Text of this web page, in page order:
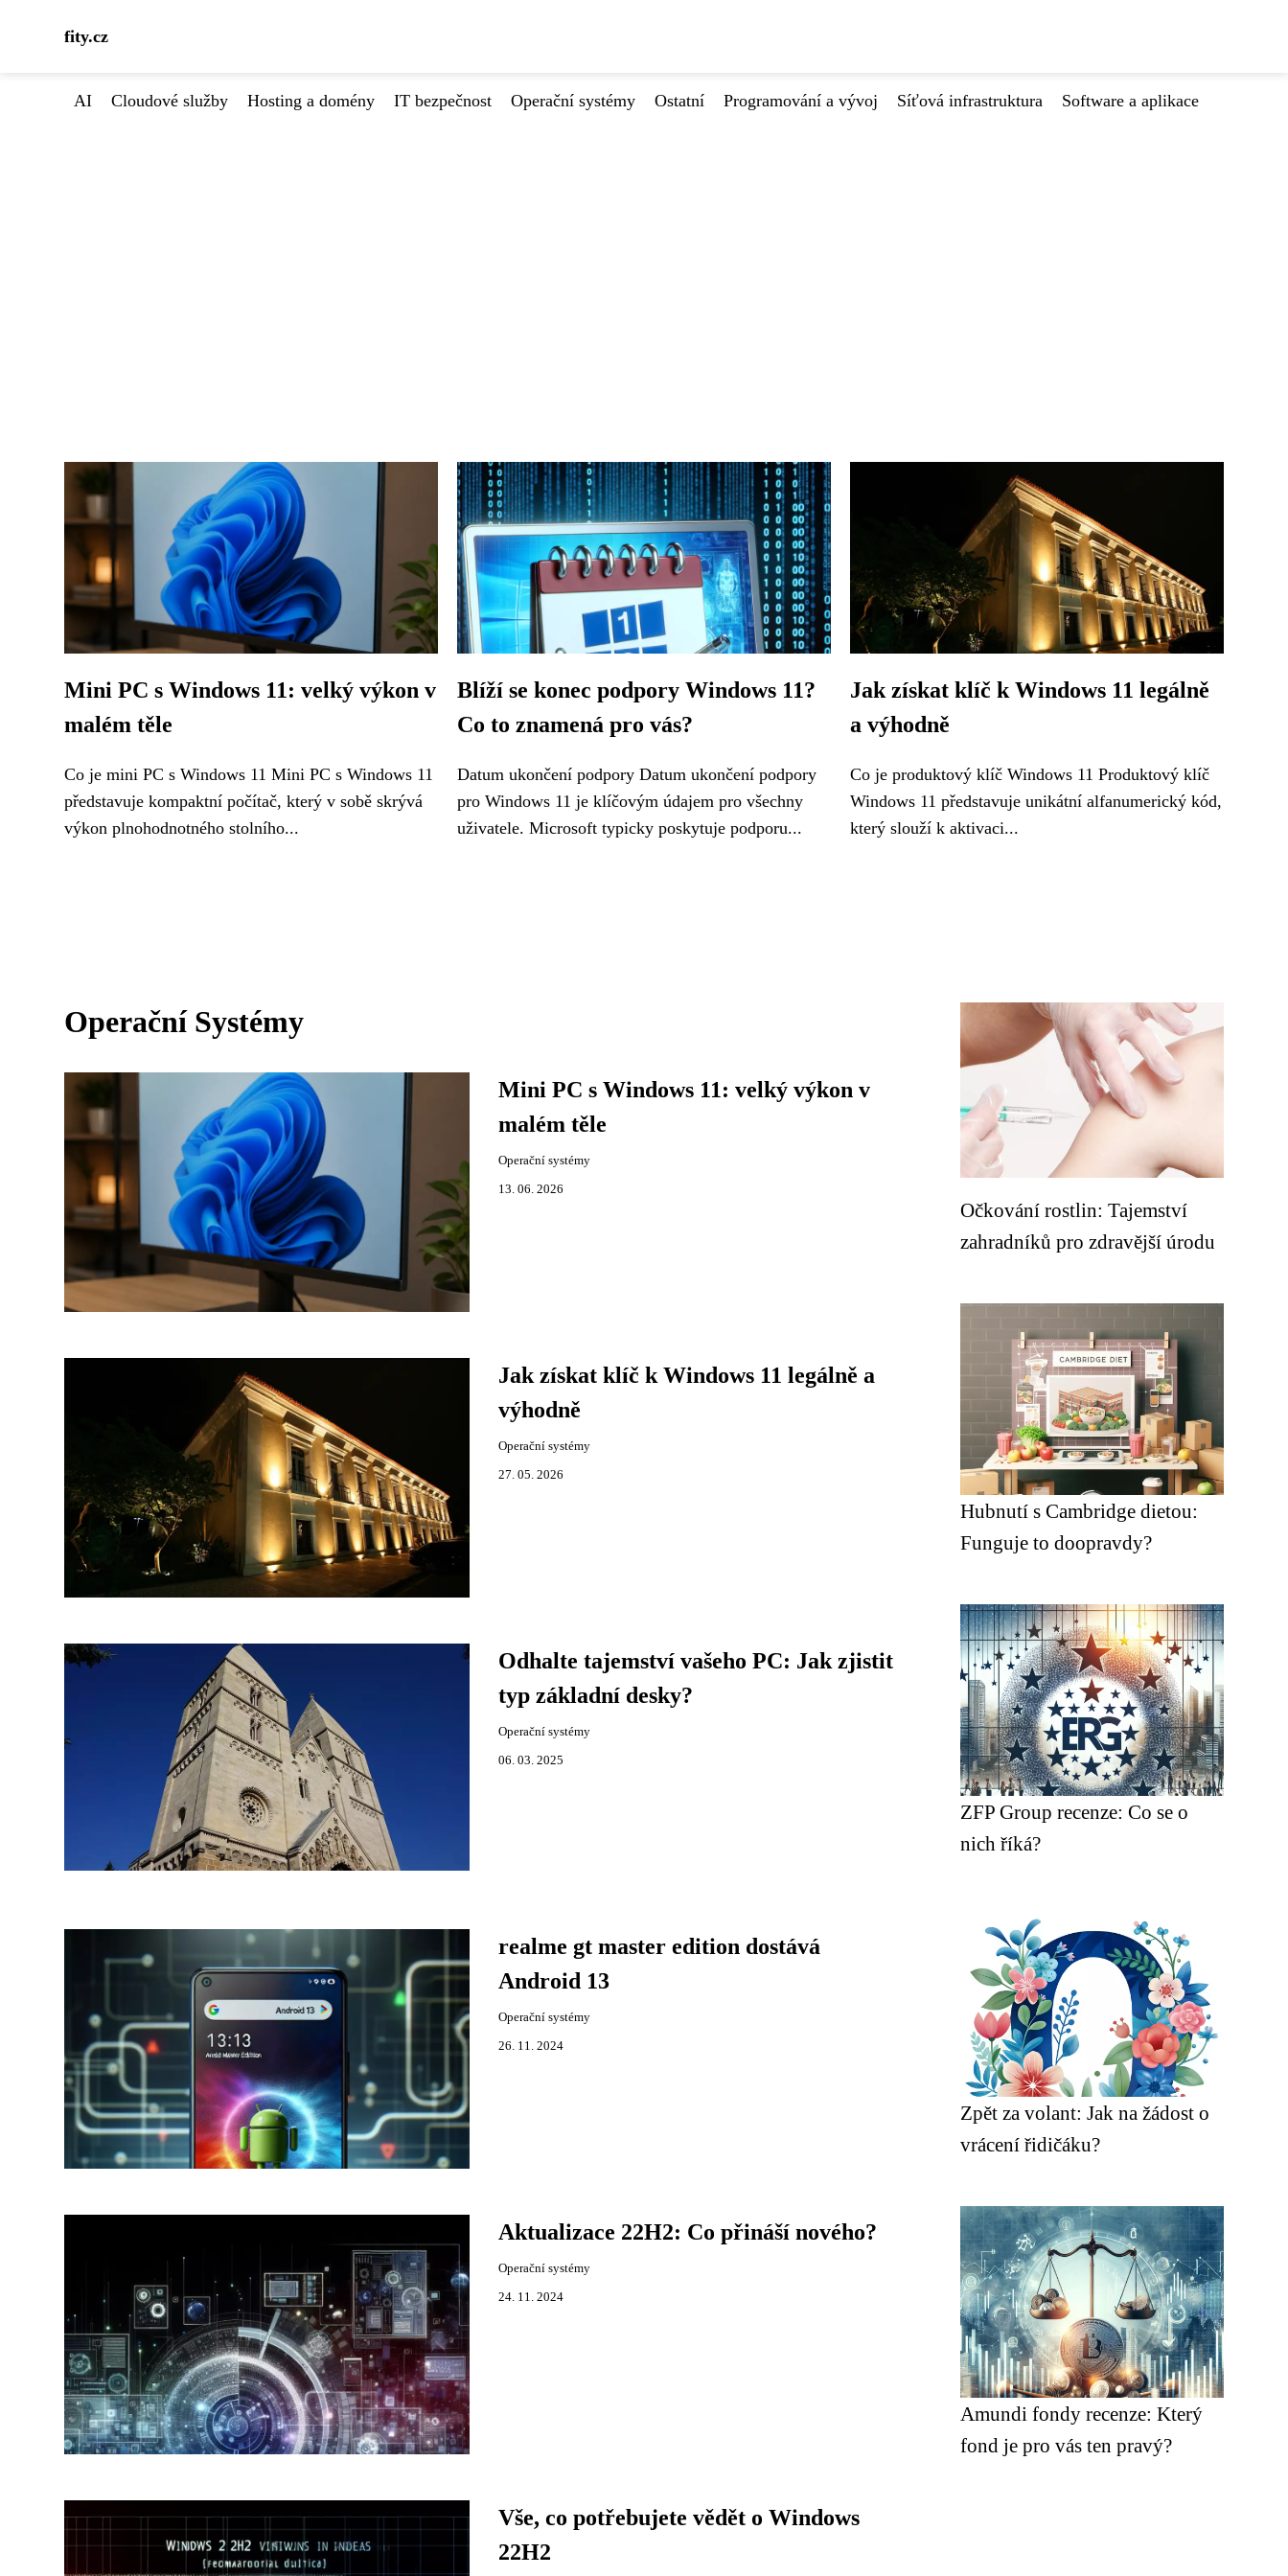
fity.cz
AI Cloudové služby Hosting a domény IT bezpečnost Operační systémy Ostatní Programování a vývoj Síťová infrastruktura Software a aplikace
Mini PC s Windows 11: velký výkon v
malém těle
Co je mini PC s Windows 11 Mini PC s Windows 11
představuje kompaktní počítač, který v sobě skrývá
výkon plnohodnotného stolního...
Blíží se konec podpory Windows 11?
Co to znamená pro vás?
Datum ukončení podpory Datum ukončení podpory
pro Windows 11 je klíčovým údajem pro všechny
uživatele. Microsoft typicky poskytuje podporu...
Jak získat klíč k Windows 11 legálně
a výhodně
Co je produktový klíč Windows 11 Produktový klíč
Windows 11 představuje unikátní alfanumerický kód,
který slouží k aktivaci...
Operační Systémy
Mini PC s Windows 11: velký výkon v
malém těle
Operační systémy
13. 06. 2026
Jak získat klíč k Windows 11 legálně a
výhodně
Operační systémy
27. 05. 2026
Odhalte tajemství vašeho PC: Jak zjistit
typ základní desky?
Operační systémy
06. 03. 2025
realme gt master edition dostává
Android 13
Operační systémy
26. 11. 2024
Aktualizace 22H2: Co přináší nového?
Operační systémy
24. 11. 2024
Vše, co potřebujete vědět o Windows
22H2
Očkování rostlin: Tajemství
zahradníků pro zdravější úrodu
Hubnutí s Cambridge dietou:
Funguje to doopravdy?
ZFP Group recenze: Co se o
nich říká?
Zpět za volant: Jak na žádost o
vrácení řidičáku?
Amundi fondy recenze: Který
fond je pro vás ten pravý?